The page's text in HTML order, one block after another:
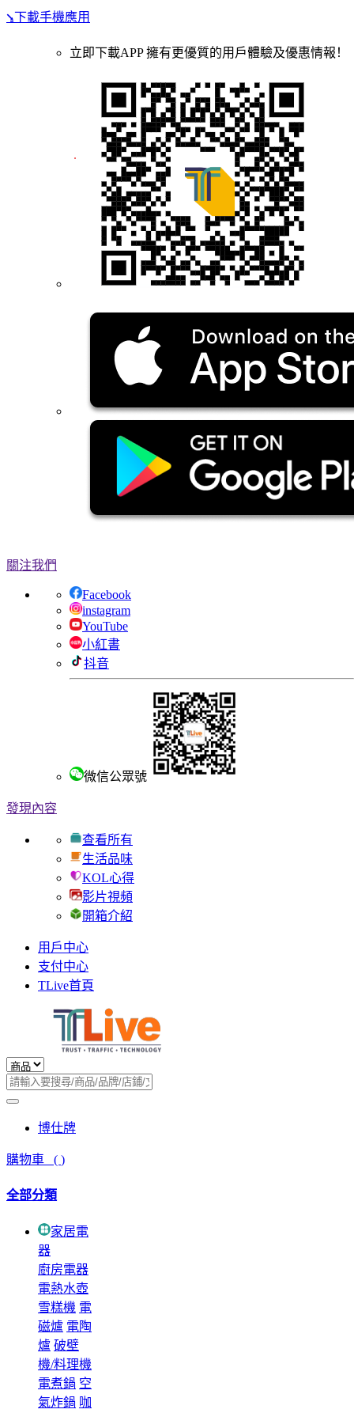
⭸下載手機應用
立即下載APP 擁有更優質的用戶體驗及優惠情報！
關注我們
Facebook
instagram
YouTube
小紅書
抖音
微信公眾號
發現內容
查看所有
生活品味
KOL心得
影片視頻
開箱介紹
用戶中心
支付中心
TLive首頁
博仕牌
購物車 ( )
全部分類
家居電
器
廚房電器
電熱水壺
雪糕機 電
磁爐 電陶
爐 破壁
機/料理機
電煮鍋 空
氣炸鍋 咖